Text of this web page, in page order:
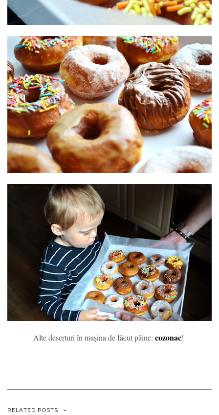
Alte deserturi în mașina de făcut pâine: cozonac!
RELATED POSTS